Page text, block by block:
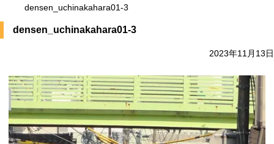
densen_uchinakahara01-3
densen_uchinakahara01-3
2023年11月13日